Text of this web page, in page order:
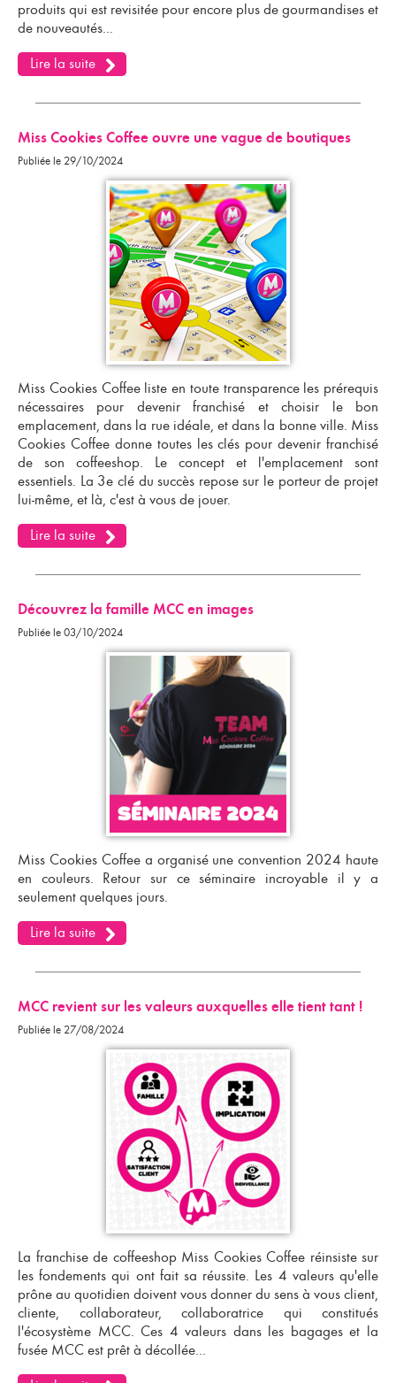
produits qui est revisitée pour encore plus de gourmandises et
de nouveautés...
Lire la suite
Miss Cookies Coffee ouvre une vague de boutiques
Publiée le 29/10/2024
Miss Cookies Coffee liste en toute transparence les prérequis
nécessaires pour devenir franchisé et choisir le bon
emplacement, dans la rue idéale, et dans la bonne ville. Miss
Cookies Coffee donne toutes les clés pourdevenir franchisé
de son coffeeshop. Le concept et l'emplacement sont
essentiels. La 3e clé du succès repose sur le porteur de projet
lui-même, et là, c'est à vous de jouer.
Lire la suite
Découvrez la famille MCC en images
Publiée le 03/10/2024
Miss Cookies Coffee a organisé une convention 2024 haute
en couleurs. Retour sur ce séminaire incroyable il y a
seulement quelques jours.
Lire la suite
MCC revient sur les valeurs auxquelles elle tient tant !
Publiée le 27/08/2024
La franchise de coffeeshopMiss Cookies Coffee réinsiste sur
les fondements qui ont fait sa réussite. Les 4 valeurs qu'elle
prône au quotidien doivent vous donner du sens à vous client,
cliente, collaborateur, collaboratrice qui constitués
l'écosystème MCC. Ces 4 valeurs dans les bagages et la
fusée MCC est prêt à décollée...